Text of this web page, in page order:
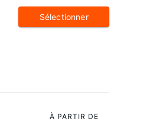
Sélectionner
À PARTIR DE